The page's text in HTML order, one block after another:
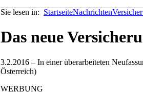
Sie lesen in: StartseiteNachrichten
Das neue
3.2.2016 – In einer überarbeiteten
Österreich)
WERBUNG